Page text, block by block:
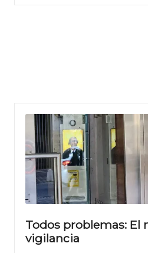
Todos problemas: El
vigilancia